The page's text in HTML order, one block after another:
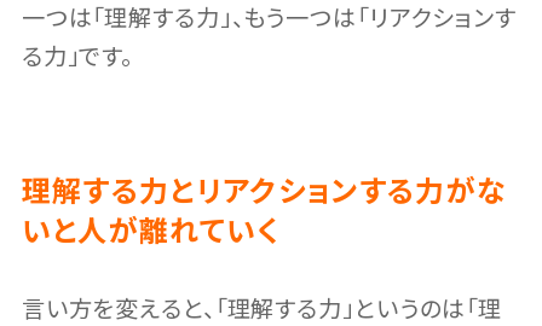
一つは「理解する力」、もう一つは「リアクションす
る力」です。
理解する力とリアクションする力がな
いと人が離れていく
言い方を変えると、「理解する力」というのは「理